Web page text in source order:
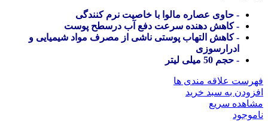
- حاوی عصاره مالوا با خاصیت نرم کنندگی
- کاهش دهنده سرعت دفع آب درسطح پوست
- کاهش التهاب پوستی ناشی از مصرف مواد شیمیایی و
ادرارسوزی
- حجم 50 میلی لیتر
فهرست علاقه مندی ها
افزودن به سبد خرید
مشاهده سریع
ناموجود